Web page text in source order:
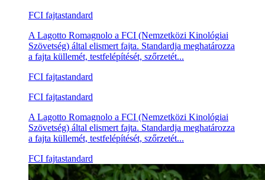
FCI fajtastandard
A Lagotto Romagnolo a FCI (Nemzetközi Kinológiai
Szövetség) által elismert fajta. Standardja meghatározza
a fajta küllemét, testfelépítését, szőrzetét...
FCI fajtastandard
FCI fajtastandard
A Lagotto Romagnolo a FCI (Nemzetközi Kinológiai
Szövetség) által elismert fajta. Standardja meghatározza
a fajta küllemét, testfelépítését, szőrzetét...
FCI fajtastandard